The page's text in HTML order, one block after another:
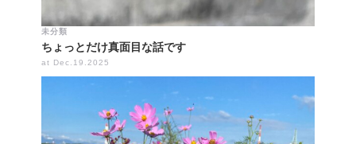
未分類
ちょっとだけ真面目な話です
at Dec.19.2025